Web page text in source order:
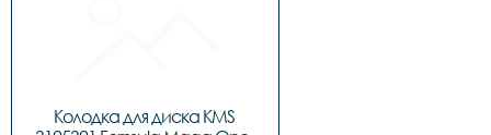
Колодка для диска KMS